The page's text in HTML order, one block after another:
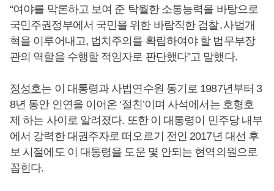
“여야를 막론하고 보여 준 탁월한 소통능력을 바탕으로
국민주권정부에서 국민을 위한 바람직한 검찰․사법개
혁을 이루어내고, 법치주의를 확립하여야 할 법무부장
관의 역할을 수행할 적임자로 판단했다”고 말했다.
정성호는 이 대통령과 사법연수원 동기로 1987년부터 3
8년 동안 인연을 이어온 ‘절친’이며 사석에서는 호형호
제 하는 사이로 알려졌다. 또한 이 대통령이 민주당 내부
에서 강력한 대권주자로 떠오르기 전인 2017년 대선 후
보 시절에도 이 대통령을 도운 몇 안되는 현역의원으로
꼽힌다.